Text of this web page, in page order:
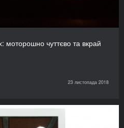
моторошно чуттєво та вкрай
23 листопада 2018